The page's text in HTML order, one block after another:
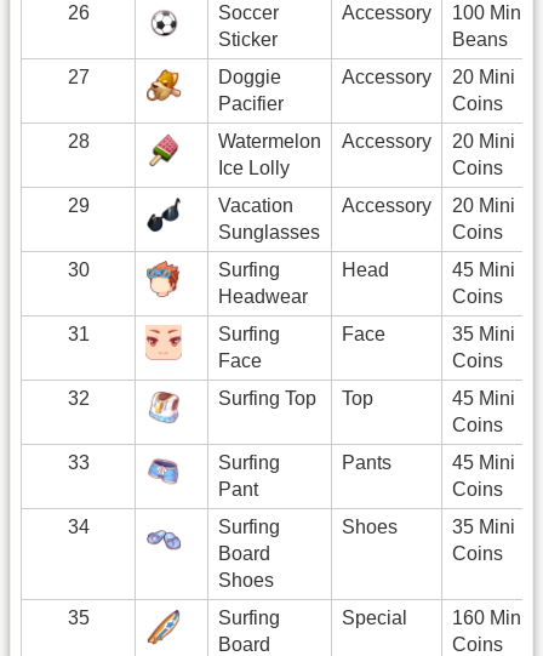
26
Soccer
Sticker
Accessory
100 Mini
Beans
27
Doggie
Pacifier
Accessory
20 Mini
Coins
28
Watermelon
Ice Lolly
Accessory
20 Mini
Coins
29
Vacation
Sunglasses
Accessory
20 Mini
Coins
30
Surfing
Headwear
Head
45 Mini
Coins
31
Surfing
Face
Face
35 Mini
Coins
32
Surfing Top Top
45 Mini
Coins
33
Surfing
Pant
Pants
45 Mini
Coins
34
Surfing
Board
Shoes
Shoes
35 Mini
Coins
35
Surfing
Board
Special
160 Mini
Coins